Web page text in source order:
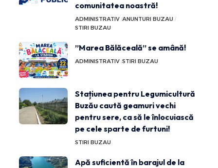
comunitatea noastră!
ADMINISTRATIV ANUNTURI BUZAU
STIRI BUZAU
”Marea Bălăceală” se amână!
ADMINISTRATIV STIRI BUZAU
Stațiunea pentru Legumicultură
Buzău caută geamuri vechi
pentru sere, ca să le înlocuiască
pe cele sparte de furtuni!
STIRI BUZAU
Apă suficientă în barajul de la